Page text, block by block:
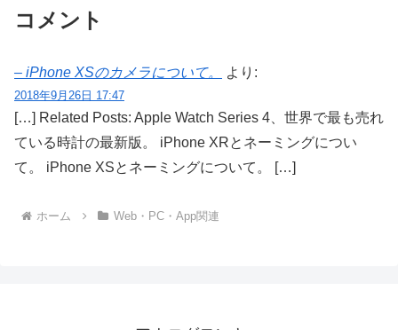
コメント
– iPhone XSのカメラについて。 より:
2018年9月26日 17:47
[…] Related Posts: Apple Watch Series 4、世界で最も売れ
ている時計の最新版。 iPhone XRとネーミングについ
て。 iPhone XSとネーミングについて。 […]
ホーム Web・PC・App関連